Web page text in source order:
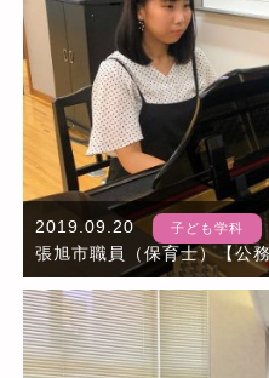
2019.09.20 子ども学科
張旭市職員（保育士）【公